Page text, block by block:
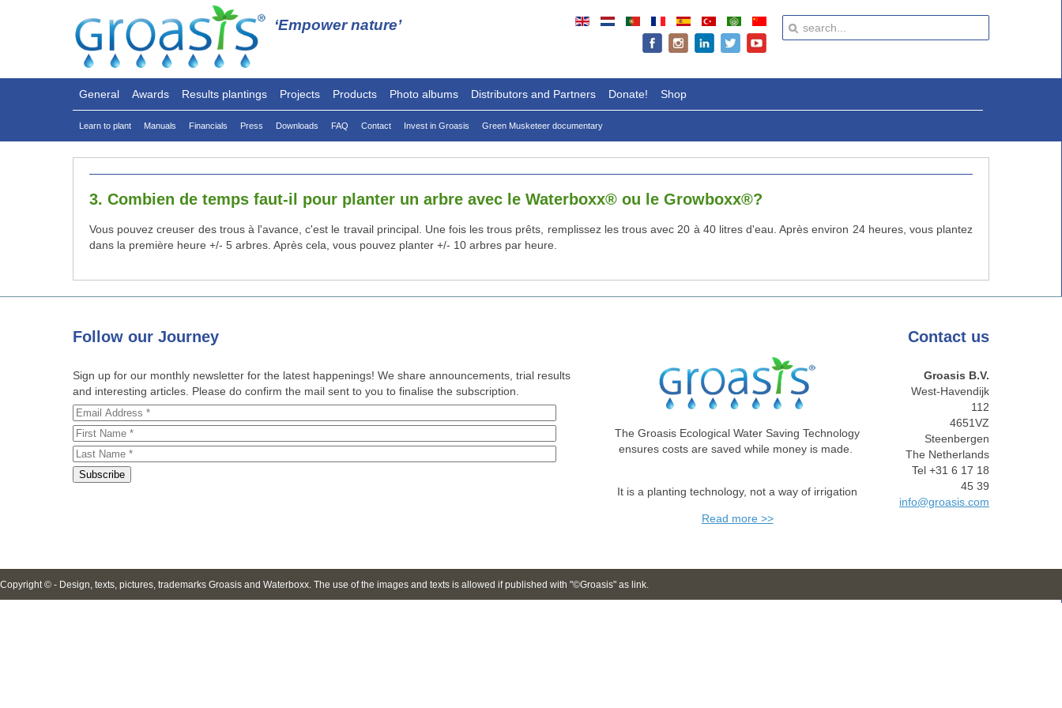
‘Empower nature’
General Awards Results plantings Projects Products Photo albums Distributors and Partners Donate! Shop
Learn to plant Manuals Financials Press Downloads FAQ Contact Invest in Groasis Green Musketeer documentary
3. Combien de temps faut-il pour planter un arbre avec le Waterboxx® ou le Growboxx®?
Vous pouvez creuser des trous à l'avance, c'est le travail principal. Une fois les trous prêts, remplissez les trous avec 20 à 40 litres d'eau. Après environ 24 heures, vous plantez
dans la première heure +/- 5 arbres. Après cela, vous pouvez planter +/- 10 arbres par heure.
Follow our Journey
Sign up for our monthly newsletter for the latest happenings! We share announcements, trial results
and interesting articles. Please do confirm the mail sent to you to finalise the subscription.
The Groasis Ecological Water Saving Technology
ensures costs are saved while money is made.
It is a planting technology, not a way of irrigation
Read more >>
Contact us
Groasis B.V.
West-Havendijk
112
4651VZ
Steenbergen
The Netherlands
Tel +31 6 17 18
45 39
info@groasis.com
Copyright © - Design, texts, pictures, trademarks Groasis and Waterboxx. The use of the images and texts is allowed if published with "©Groasis" as link.